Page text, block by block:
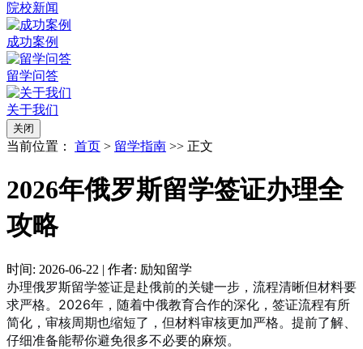
院校新闻
成功案例
留学问答
关于我们
关闭
当前位置： 首页 > 留学指南 >> 正文
2026年俄罗斯留学签证办理全
攻略
时间: 2026-06-22 | 作者: 励知留学
办理俄罗斯留学签证是赴俄前的关键一步，流程清晰但材料要
求严格。2026年，随着中俄教育合作的深化，签证流程有所
简化，审核周期也缩短了 ，但材料审核更加严格。提前了解、
仔细准备能帮你避免很多不必要的麻烦。